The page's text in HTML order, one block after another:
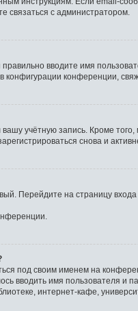
связаться с администратором.
вводите имя
конференции,
учётную запись. Кроме
снова и
Перейдите на страницу
под своим именем на
вводить имя пользователя и
интернет-кафе,